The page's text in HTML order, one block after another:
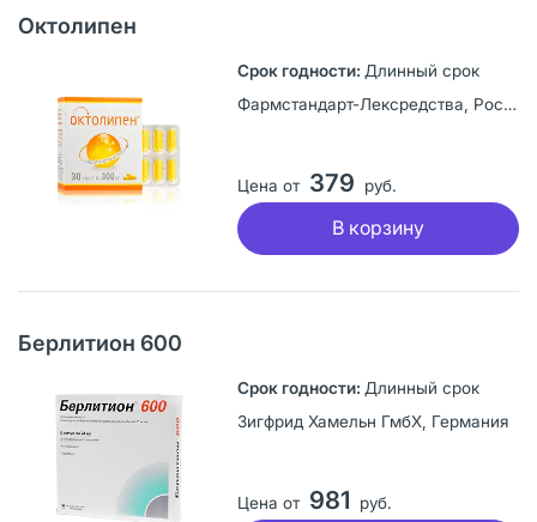
Октолипен
Длинный срок
Фармстандарт-Лексредства, Россия
Цена от 379 руб.
В корзину
Берлитион 600
Длинный срок
Зигфрид Хамельн ГмбХ, Германия
Цена от 981 руб.